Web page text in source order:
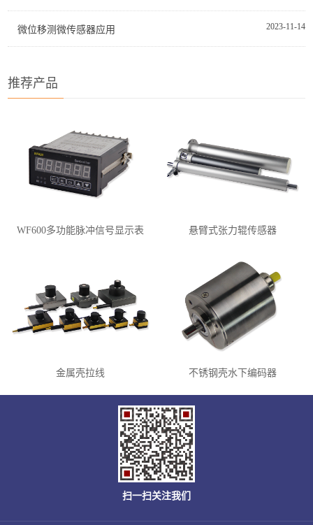
2023-11-14
微位移测微传感器应用
推荐产品
WF600多功能脉冲信号显示表 悬臂式张力辊传感器
金属壳拉线 不锈钢壳水下编码器
扫一扫关注我们